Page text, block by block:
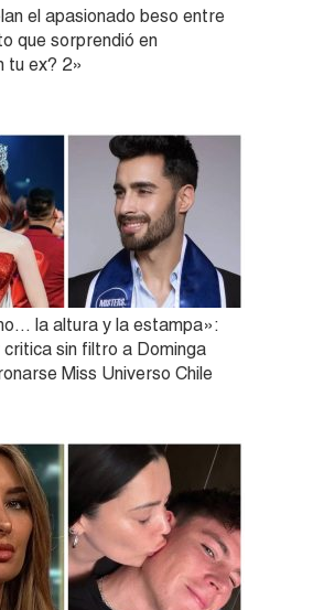
el apasionado beso entre
que sorprendió en
tu ex? 2»
la altura y la estampa»:
sin filtro a Dominga
Miss Universo Chile